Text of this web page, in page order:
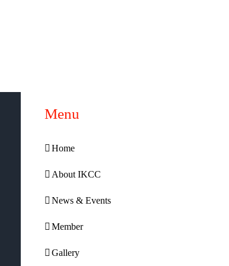
Menu
Home
About IKCC
News & Events
Member
Gallery